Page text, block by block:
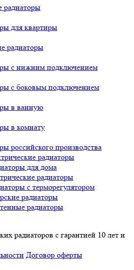
радиаторы
для квартиры
радиаторы
с нижним подключением
с боковым подключением
в ванную
в комнату
российского производства
радиаторы
для дома
радиаторы
с терморегулятором
радиаторы
радиаторы
радиаторов с гарантией 10 лет и
Договор оферты